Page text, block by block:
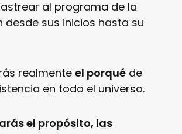
al programa de la
desde sus inicios hasta su
realmenteel porqué de
en todo el universo.
el propósito, las